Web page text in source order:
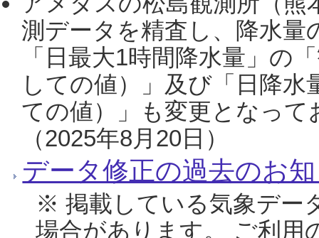
測データを精査し、降水
「日最大1時間降水量」の
しての値）」及び「日降
ての値）」も変更となっ
（2025年8月20日）
データ修正の過去のお
※ 掲載している気象デー
場合があります。 ご利用